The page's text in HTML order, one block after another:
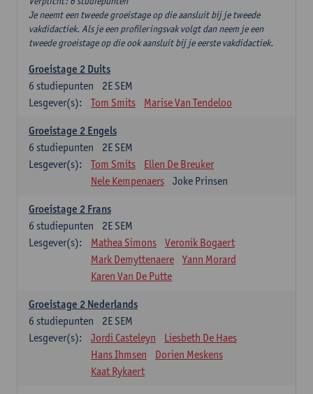
Je neemt een tweede groeistage op die aansluit bij je tweede
vakdidactiek. Als je een profileringsvak volgt dan neem je een
tweede groeistage op die ook aansluit bij je eerste vakdidactiek.
Groeistage 2 Duits
2E SEM
6 studiepunten
Lesgever(s):
Tom Smits Marise Van Tendeloo
Groeistage 2 Engels
2E SEM
6 studiepunten
Lesgever(s):
Tom Smits
Ellen De Breuker
Nele Kempenaers
Joke Prinsen
Groeistage 2 Frans
2E SEM
6 studiepunten
Lesgever(s):
Mathea Simons
Veronik Bogaert
Mark Demyttenaere
Yann Morard
Karen Van De Putte
Groeistage 2 Nederlands
2E SEM
6 studiepunten
Lesgever(s):
Jordi Casteleyn
Liesbeth De Haes
Hans Ihmsen
Dorien Meskens
Kaat Rykaert